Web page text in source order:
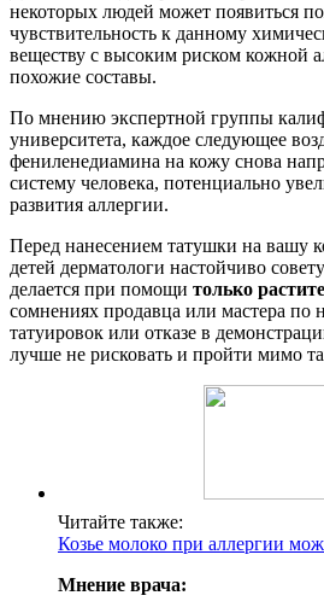
некоторых людей может появиться
чувствительность к данному
веществу с высоким риском кожной
похожие составы.
По мнению экспертной группы
университета, каждое следующее
фениленедиамина на кожу снова
систему человека, потенциально
развития аллергии.
Перед нанесением татушки на вашу
детей дерматологи настойчиво
делается при помощи только
сомнениях продавца или мастера
татуировок или отказе в
лучше не рисковать и пройти мимо
Читайте также:
Козье молоко при аллергии
Мнение врача: